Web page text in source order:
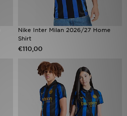
Nike Inter Milan 2026/27 Home
Shirt
€110,00